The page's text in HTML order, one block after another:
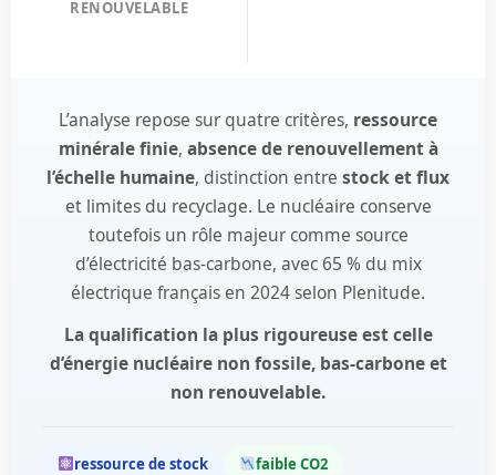
RENOUVELABLE
L’analyse repose sur quatre critères, ressource
minérale finie, absence de renouvellement à
l’échelle humaine, distinction entre stock et flux
et limites du recyclage. Le nucléaire conserve
toutefois un rôle majeur comme source
d’électricité bas-carbone, avec 65 % du mix
électrique français en 2024 selon Plenitude.
La qualification la plus rigoureuse est celle
d’énergie nucléaire non fossile, bas-carbone et
non renouvelable.
ressource de stock
faible CO2